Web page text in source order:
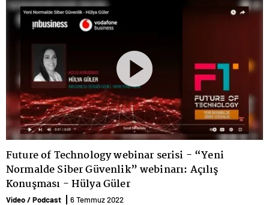
Future of Technology webinar serisi - “Yeni
Normalde Siber Güvenlik” webinarı: Açılış
Konuşması - Hülya Güler
Video / Podcast 6 Temmuz 2022